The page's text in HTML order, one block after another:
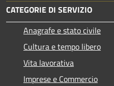
CATEGORIE DI SERVIZIO
Anagrafe e stato civile
Cultura e tempo libero
Vita lavorativa
Imprese e Commercio